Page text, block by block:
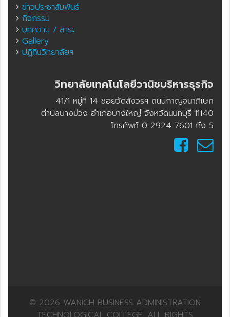
ข่าวประชาสัมพันธ์
กิจกรรม
บทความ / สาระ
Gallery
ปฏิทินวิทยาลัยฯ
วิทยาลัยเทคโนโลยีวานิชบริหารธุรกิจ
41/1 หมู่ที่ 14 ซอยวัดสังวรฯ ถนนกาญจนาภิเษก
ตำบลบางม่วง อำเภอบางใหญ่ จังหวัดนนทบุรี 11140
โทรศัพท์ 0 2924 7601 ถึง 5
© 2026 WANICH BUSINESS ADMINISTRATION